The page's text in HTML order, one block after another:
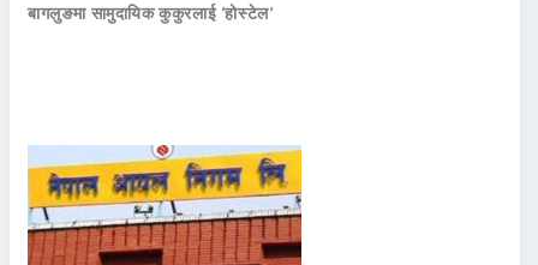
बागलुङमा सामुदायिक कुकुरलाई ‘होस्टेल’